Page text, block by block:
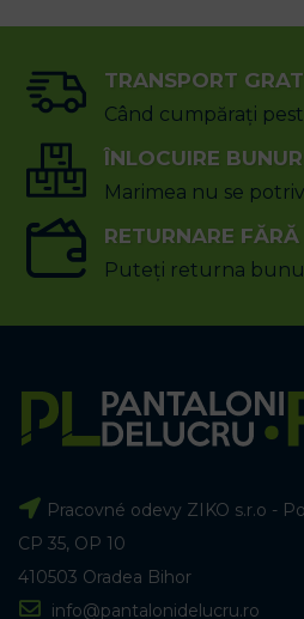
TRANSPORT
Când cumpărați
ÎNLOCUIRE
Marimea nu se
RETURNARE
Puteți returna
Pracovné odevy ZIKO s.r.o -
CP 35, OP 10
410503 Oradea Bihor
info@pantalonidelucru.ro